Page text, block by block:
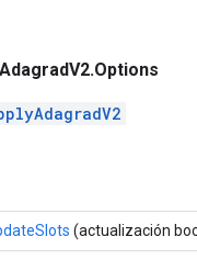
(actualización